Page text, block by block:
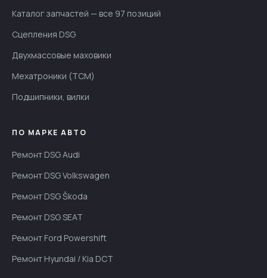
Каталог запчастей — все 97 позиций
Сцепления DSG
Двухмассовые маховики
Мехатроники (TCM)
Подшипники, вилки
ПО МАРКЕ АВТО
Ремонт DSG Audi
Ремонт DSG Volkswagen
Ремонт DSG Škoda
Ремонт DSG SEAT
Ремонт Ford Powershift
Ремонт Hyundai / Kia DCT